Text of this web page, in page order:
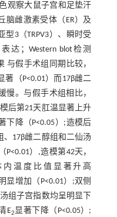
观察大鼠子宫和足垫汗
脑雌激素受体（ER）及
3（TRPV3）、瞬时受
达；Western blot检测
与假手术组同期比较，
（P<0.01）而17β雌二
慢。与假手术组相比，
后第21天肛温显著上升
下降（P<0.05）;造模后
、17β雌二醇组和二仙汤
）,造模第42天，
温度比值显著升高
显增加（P<0.01）;双侧
组子宫指数均呈明显下
E2 显著下降（P<0.05）;